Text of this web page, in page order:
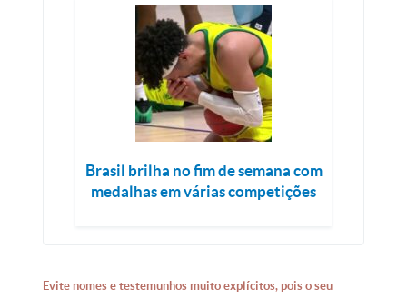
Brasil brilha no fim de semana com
medalhas em várias competições
Evite nomes e testemunhos muito explícitos, pois o seu